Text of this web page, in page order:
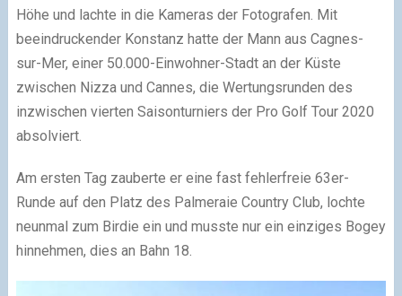
Höhe und lachte in die Kameras der Fotografen. Mit
beeindruckender Konstanz hatte der Mann aus Cagnes-
sur-Mer, einer 50.000-Einwohner-Stadt an der Küste
zwischen Nizza und Cannes, die Wertungsrunden des
inzwischen vierten Saisonturniers der Pro Golf Tour 2020
absolviert.
Am ersten Tag zauberte er eine fast fehlerfreie 63er-
Runde auf den Platz des Palmeraie Country Club, lochte
neunmal zum Birdie ein und musste nur ein einziges Bogey
hinnehmen, dies an Bahn 18.